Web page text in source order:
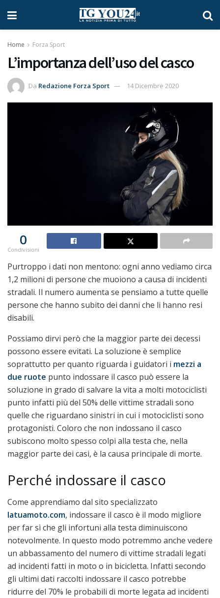
Home Forza Sport
L’importanza dell’uso del casco
Da Redazione Forza Sport 14 Dicembre 2020
0
Condivisioni
Purtroppo i dati non mentono: ogni anno vediamo circa
1,2 milioni di persone che muoiono a causa di incidenti
stradali. Il numero aumenta se pensiamo a tutte quelle
persone che hanno subito dei danni che li hanno resi
disabili.
Possiamo dirvi però che la maggior parte dei decessi
possono essere evitati. La soluzione è semplice
soprattutto per quanto riguarda i guidatori i mezzi a
due ruote punto indossare il casco può essere la
soluzione in grado di salvare la vita a molti motociclisti
punto infatti più del 50% delle vittime stradali sono
quelle che riguardano sinistri in cui i motociclisti sono
protagonisti. Coloro che non indossano il casco
subiscono molto spesso colpi alla testa che, nella
maggior parte dei casi, è la causa principale di morte.
Perché indossare il casco
Come apprendiamo dal sito specializzato
latuamoto.com, indossare il casco è il modo migliore
per far sì che gli infortuni alla testa diminuiscono
notevolmente. In questo modo potremmo anche vedere
un abbassamento del numero di vittime stradali legati
ad incidenti fatti in moto o in bicicletta. Infatti secondo
gli ultimi dati raccolti indossare il casco potrebbe
ridurre del 70% le probabili di morte legata ad incidenti